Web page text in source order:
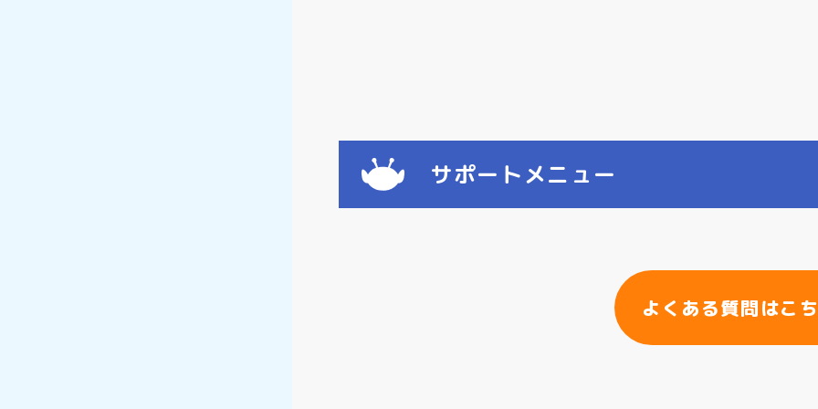
サポートメニュー
よくある質問はこ